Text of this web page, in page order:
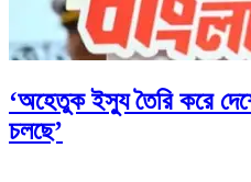
‘অহেতুক ইস্যু তৈরি করে
চলছে’